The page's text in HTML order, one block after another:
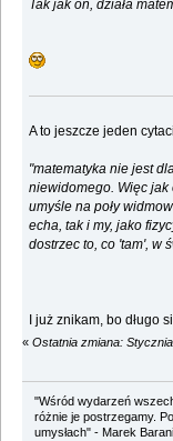
Tak jak on, działa
A to jeszcze jeden
"matematyka nie jest
niewidomego. Więc jak
umyśle na poły
echa, tak i my, jako
dostrzec to, co 'tam', w
I już znikam, bo długo
« Ostatnia zmiana:
"Wśród wydarzeń
różnie je postrzegamy.
umysłach" - Marek